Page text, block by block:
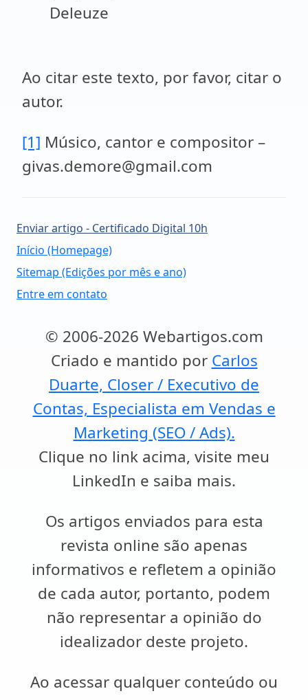
Deleuze
Ao citar este texto, por favor, citar o
autor.
[1] Músico, cantor e compositor –
givas.demore@gmail.com
Enviar artigo - Certificado Digital 10h
Início (Homepage)
Sitemap (Edições por mês e ano)
Entre em contato
© 2006-2026 Webartigos.com
Criado e mantido por Carlos
Duarte, Closer / Executivo de
Contas, Especialista em Vendas e
Marketing (SEO / Ads).
Clique no link acima, visite meu
LinkedIn e saiba mais.
Os artigos enviados para esta
revista online são apenas
informativos e refletem a opinião
de cada autor, portanto, podem
não representar a opinião do
idealizador deste projeto.
Ao acessar qualquer conteúdo ou